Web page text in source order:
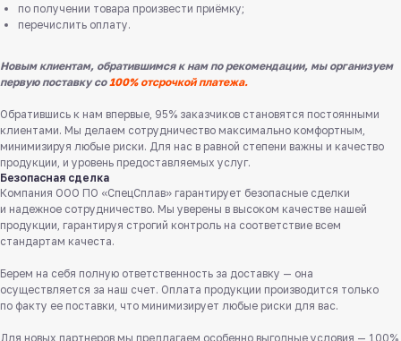
по получении товара произвести приёмку;
перечислить оплату.
Новым клиентам, обратившимся к нам по рекомендации, мы организуем
первую поставку со100% отсрочкой платежа.
Обратившись к нам впервые, 95% заказчиков становятся постоянными
клиентами. Мы делаем сотрудничество максимально комфортным,
минимизируя любые риски. Для нас в равной степени важны и качество
продукции, и уровень предоставляемых услуг.
Безопасная сделка
Компания ООО ПО «СпецСплав» гарантирует безопасные сделки
и надежное сотрудничество. Мы уверены в высоком качестве нашей
продукции, гарантируя строгий контроль на соответствие всем
стандартам качеста.
Берем на себя полную ответственность за доставку — она
осуществляется за наш счет. Оплата продукции производится только
по факту ее поставки, что минимизирует любые риски для вас.
Для новых партнеров мы предлагаем особенно выгодные условия — 100%
Служба поддержки клиентов
Работаем ежедневно с 8:00 до 18:00